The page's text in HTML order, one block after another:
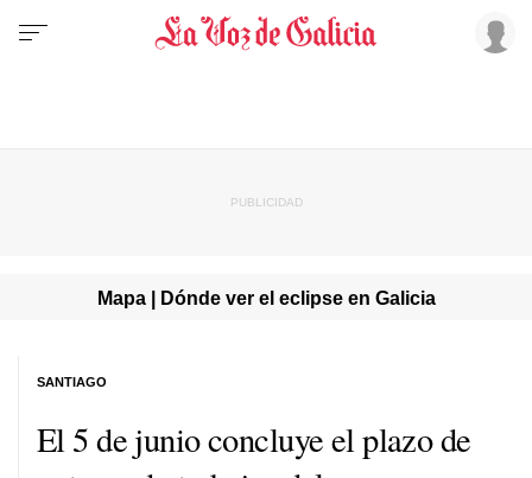
Mapa | Dónde ver el eclipse en Galicia
El 5 de junio concluye el plazo de
SANTIAGO